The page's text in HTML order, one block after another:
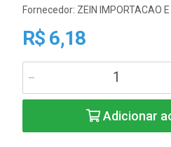
Fornecedor: ZEIN IMPORTACAO
R$ 6,18
Adicionar